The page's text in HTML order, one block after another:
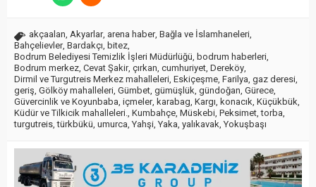
akçaalan Akyarlar, arena haber, Bağla ve İslamhaneleri
Bahçelievler, Bardakçı bitez
Bodrum Belediyesi Temizlik İşleri Müdürlüğü bodrum haberleri
Bodrum merkez Cevat Şakir, çırkan cumhuriyet Dereköy
Dirmil ve Turgutreis Merkez mahalleleri Eskiçeşme Farilya gaz deresi
geriş Gölköy mahalleleri Gümbet gümüşlük gündoğan Gürece
Güvercinlik ve Koyunbaba içmeler, karabag Kargı konacık Küçükbük
Küdür ve Tilkicik mahalleleri. Kumbahçe Müskebi Peksimet ,torba
turgutreis ,türkbükü umurca Yahşi Yaka yalıkavak Yokuşbaşı